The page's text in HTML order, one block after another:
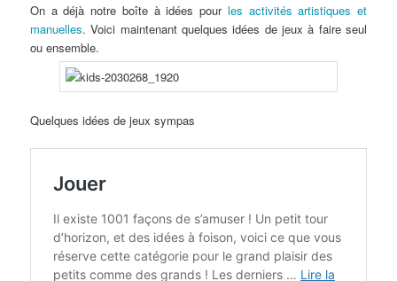
On a déjà notre boîte à idées pour les activités artistiques et
manuelles. Voici maintenant quelques idées de jeux à faire seul
ou ensemble.
Quelques idées de jeux sympas